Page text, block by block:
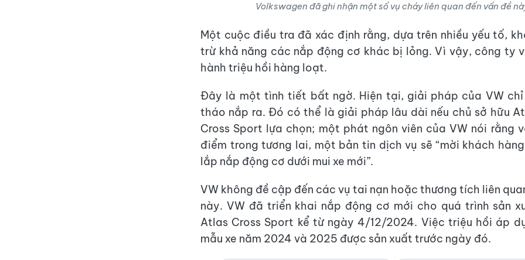
Volkswagen đã ghi nhận một số vụ cháy liên quan đến vấn đề
Một cuộc điều tra đã xác định rằng, dựa trên nhiều yếu tố,
trừ khả năng các nắp động cơ khác bị lỏng. Vì vậy, công ty
hành triệu hồi hàng loạt.
Đây là một tình tiết bất ngờ. Hiện tại, giải pháp của VW
tháo nắp ra. Đó có thể là giải pháp lâu dài nếu chủ sở hữu
Cross Sport lựa chọn; một phát ngôn viên của VW nói rằng
điểm trong tương lai, một bản tin dịch vụ sẽ “mời khách
lắp nắp động cơ dưới mui xe mới”.
VW không đề cập đến các vụ tai nạn hoặc thương tích liên
này. VW đã triển khai nắp động cơ mới cho quá trình sản
Atlas Cross Sport kể từ ngày 4/12/2024. Việc triệu hồi áp
mẫu xe năm 2024 và 2025 được sản xuất trước ngày đó.